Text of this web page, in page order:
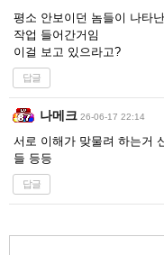
평소 안보이던 놈들이 나타
작업 들어간거임
이걸 보고 있으라고?
답글
나메크 26-06-17 22:14
서로 이해가 맞물려 하는거
들 등등
답글